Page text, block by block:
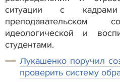
ситуации с
идеологической и
студентами.
Лукашенко поручил
проверить систему